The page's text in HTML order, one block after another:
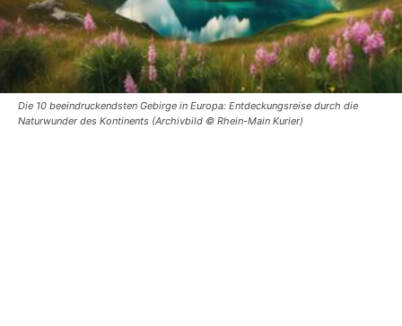
Die 10 beeindruckendsten Gebirge in Europa: Entdeckungsreise durch die
Naturwunder des Kontinents (Archivbild © Rhein-Main Kurier)